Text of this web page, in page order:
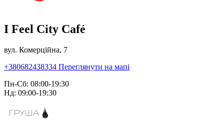
I Feel City Café
вул. Комерційна, 7
+380682438334 Переглянути на мапі
Пн-Сб: 08:00-19:30
Нд: 09:00-19:30